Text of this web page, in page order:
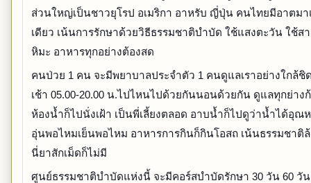
ส่วนใหญ่เป็นชาวยุโรป อเมริกา อาหรับ ญี่ปุ่น คนไทยมีอาตมา
เดียว เน้นการรักษาด้วยวิธีธรรมชาติบำบัด ใช้แสงตะวัน ใช้ส
หิมะ อาหารทุกอย่างต้องสด
คนป่วย 1 คน จะมีพยาบาลประจำตัว 1 คนดูแลเราอย่างใกล้ชิ
เช้า 05.00-20.00 น.ไปไหนไปด้วยกันนอนด้วยกัน ดูแลทุกย่าง
ห้องน้ำก็ไปนั่งเฝ้า เป็นพี่เลี้ยงตลอด อาบน้ำก็ไปดูว่าน้ำได้อุณ
อุ่นพอไหมเย็นพอไหม อาหารการกินก็กินโอสถ เน้นธรรมชาติ
นี่ยาสักเม็ดก็ไม่มี
ศูนย์ธรรมชาติบำบัดแห่งนี้ จะมีคอร์สบำบัดรักษา 30 วัน 60 วัน